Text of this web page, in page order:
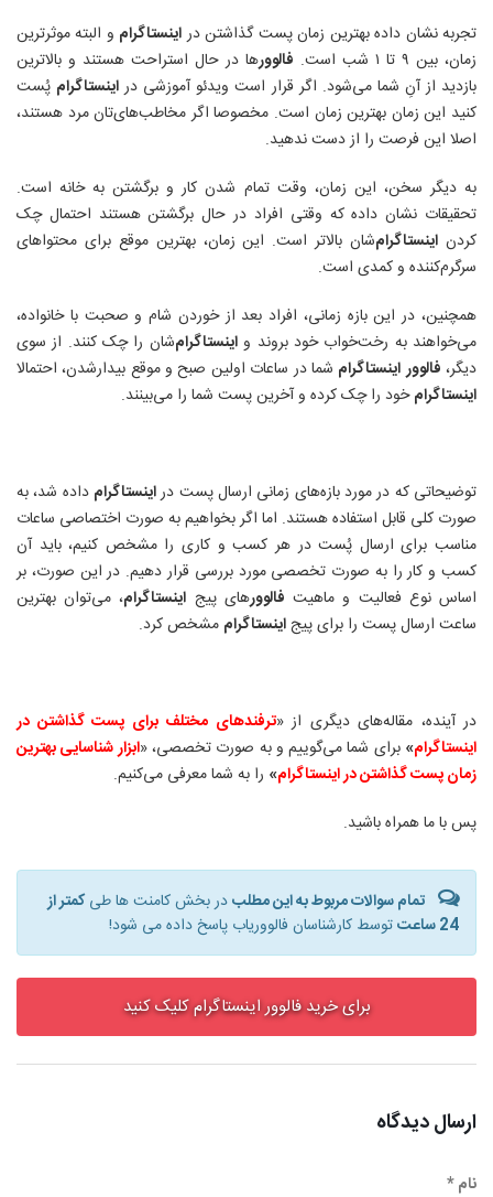
تجربه نشان داده بهترین زمان پست گذاشتن دراینستاگرام و البته موثرترین
زمان، بین ۹ تا ۱ شب است.
فالوورها در حال استراحت هستند و بالاترین
بازدید از آنِ شما می‌شود. اگر قرار است ویدئو آموزشی دراینستاگرام پُست
کنید این زمان بهترین زمان است. مخصوصا اگر مخاطب‌های‌تان مرد هستند،
اصلا این فرصت را از دست ندهید.
به دیگر سخن، این زمان، وقت تمام شدن کار و برگشتن به خانه است.
تحقیقات نشان داده که وقتی افراد در حال برگشتن هستند احتمال چک
کردن اینستاگرام‌شان بالاتر است. این زمان، بهترین موقع برای محتواهای
سرگرم‌کننده و کمدی است.
همچنین، در این بازه زمانی، افراد بعد از خوردن شام و صحبت با خانواده،
می‌خواهند به رخت‌خواب خود بروند واینستاگرام‌شان را چک کنند. از سوی
دیگر، فالووراینستاگرام شما در ساعات اولین صبح و موقع بیدارشدن، احتمالا
اینستاگرامخود را چک کرده و آخرین پست شما را می‌بینند.
توضیحاتی که در مورد بازه‌های زمانی ارسال پست دراینستاگرام داده شد، به
صورت کلی قابل استفاده هستند. اما اگر بخواهیم به صورت اختصاصی ساعات
مناسب برای ارسال پُست در هر کسب و کاری را مشخص کنیم، باید آن
کسب و کار را به صورت تخصصی مورد بررسی قرار دهیم. در این صورت، بر
اساس نوع فعالیت و ماهیت فالوورهای پیج اینستاگرام، می‌توان بهترین
ساعت ارسال پست را برای پیجاینستاگرام مشخص کرد.
در آینده، مقاله‌های دیگری از «ترفندهای مختلف برای پست گذاشتن در
اینستاگرام» برای شما می‌گوییم و به صورت تخصصی، «ابزار شناسایی بهترین
زمان پست گذاشتن در اینستاگرام» را به شما معرفی می‌کنیم.
پس با ما همراه باشید.
تمام سوالات مربوط به این مطلبدر بخش کامنت ها طیکمتر از
24 ساعت
توسط کارشناسان فالووریاب پاسخ داده می شود!
برای خرید فالوور اینستاگرام کلیک کنید
ارسال دیدگاه
نام *